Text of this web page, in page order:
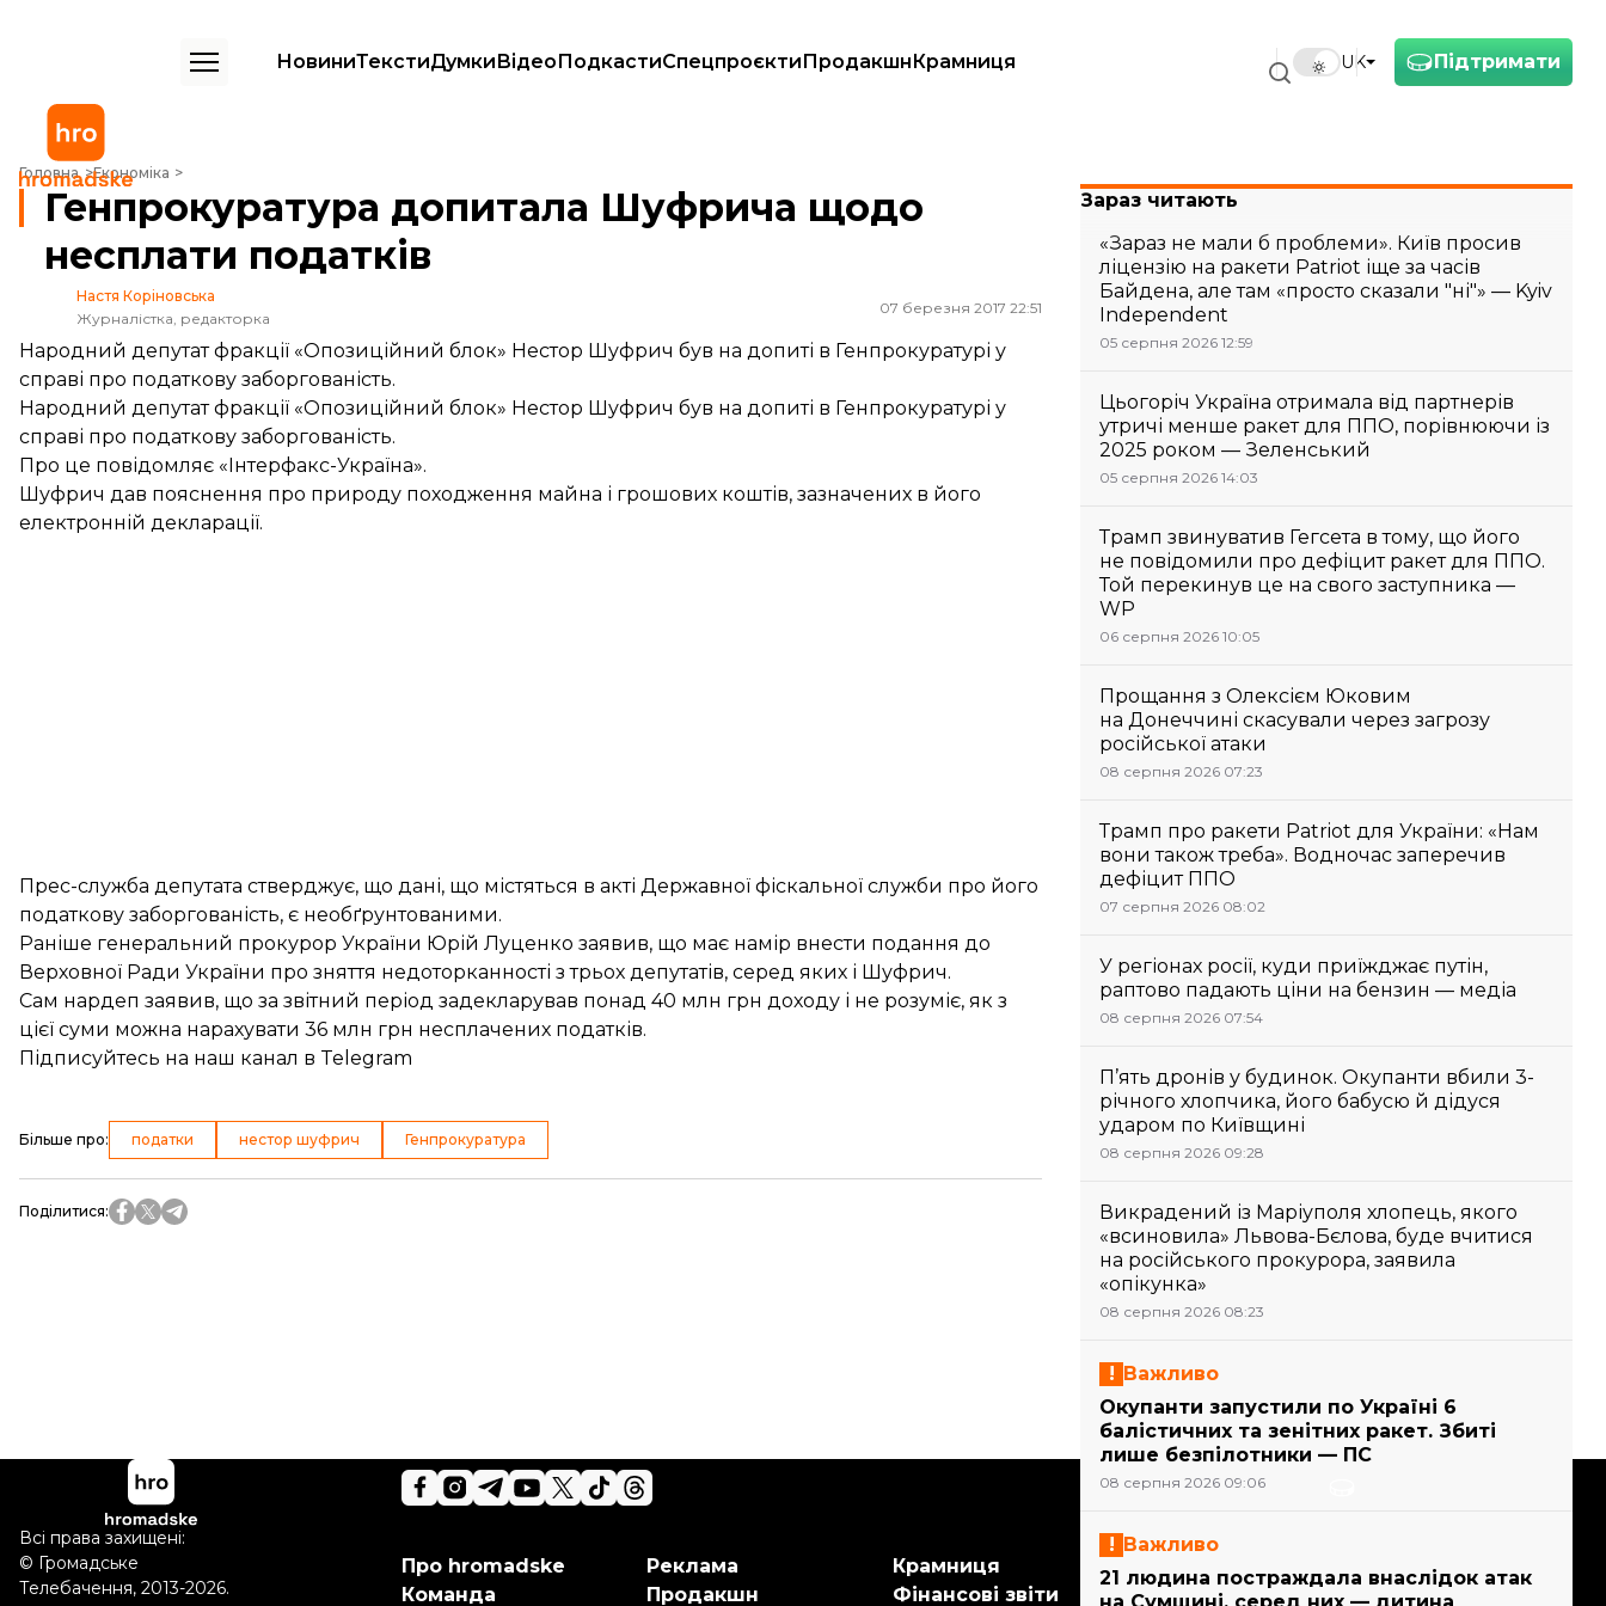
Підтримати
UK
НовиниТекстиДумкиВідеоПодкастиСпецпроєктиПродакшнКрамниця
Головна Економіка
Генпрокуратура допитала Шуфрича щодо несплати податків
Генпрокуратура допитала Шуфрича щодо
несплати податків
Настя Коріновська
Журналістка, редакторка
07 березня 2017 22:51
Народний депутат фракції «Опозиційний блок» Нестор Шуфрич був на допиті в Генпрокуратурі у
справі про податкову заборгованість.
Народний депутат фракції «Опозиційний блок» Нестор Шуфрич був на допиті в Генпрокуратурі у
справі про податкову заборгованість.
Про це повідомляє «Інтерфакс-Україна».
Шуфрич дав пояснення про природу походження майна і грошових коштів, зазначених в його
електронній декларації.
Прес-служба депутата стверджує, що дані, що містяться в акті Державної фіскальної служби про його
податкову заборгованість, є необґрунтованими.
Раніше генеральний прокурор України Юрій Луценко заявив, що має намір внести подання до
Верховної Ради України про зняття недоторканності з трьох депутатів, серед яких і Шуфрич.
Сам нардеп заявив, що за звітний період задекларував понад 40 млн грн доходу і не розуміє, як з
цієї суми можна нарахувати 36 млн грн несплачених податків.
Підписуйтесь на наш канал в Telegram
Більше про: податки нестор шуфрич Генпрокуратура
Поділитися:
Зараз читають
«Зараз не мали б проблеми». Київ просив
ліцензію на ракети Patriot іще за часів
Байдена, але там «просто сказали "ні"» — Kyiv
Independent
05 серпня 2026 12:59
Цьогоріч Україна отримала від партнерів
утричі менше ракет для ППО, порівнюючи із
2025 роком — Зеленський
05 серпня 2026 14:03
Трамп звинуватив Гегсета в тому, що його
не повідомили про дефіцит ракет для ППО.
Той перекинув це на свого заступника —
WP
06 серпня 2026 10:05
Прощання з Олексієм Юковим
на Донеччині скасували через загрозу
російської атаки
08 серпня 2026 07:23
Трамп про ракети Patriot для України: «Нам
вони також треба». Водночас заперечив
дефіцит ППО
07 серпня 2026 08:02
У регіонах росії, куди приїжджає путін,
раптово падають ціни на бензин — медіа
08 серпня 2026 07:54
П’ять дронів у будинок. Окупанти вбили 3-
річного хлопчика, його бабусю й дідуся
ударом по Київщині
08 серпня 2026 09:28
Викрадений із Маріуполя хлопець, якого
«всиновила» Львова-Бєлова, буде вчитися
на російського прокурора, заявила
«опікунка»
08 серпня 2026 08:23
Важливо
Окупанти запустили по Україні 6
балістичних та зенітних ракет. Збиті
лише безпілотники — ПС
08 серпня 2026 09:06
Важливо
21 людина постраждала внаслідок атак
Підтримай hromadske.
Ми працюємо для тебе та
Про hromadske
Команда
Реклама
Продакшн
Крамниця
Фінансові звіти
Всі права захищені:
© Громадське
Телебачення, 2013-2026.